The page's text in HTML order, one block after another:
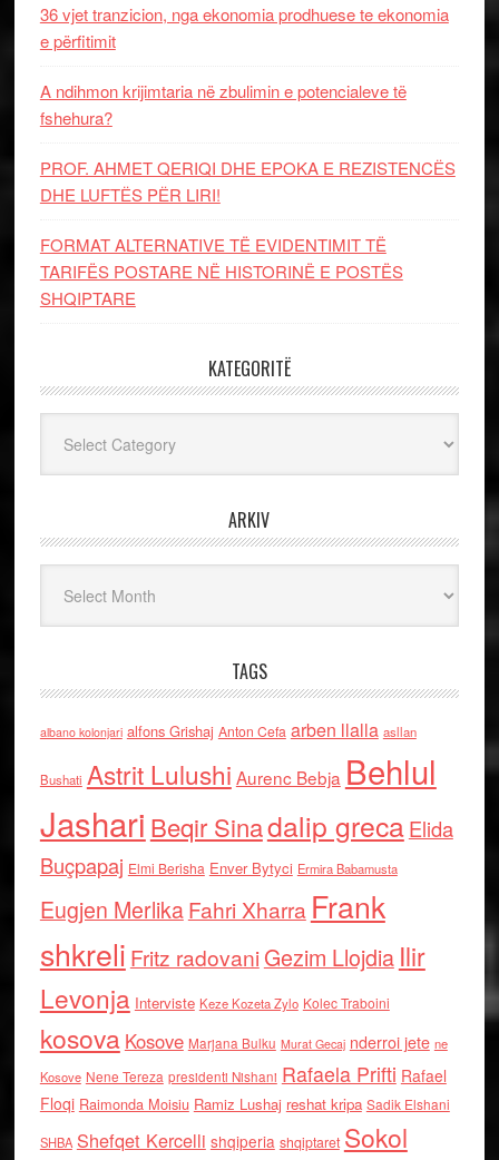
36 vjet tranzicion, nga ekonomia prodhuese te ekonomia
e përfitimit
A ndihmon krijimtaria në zbulimin e potencialeve të
fshehura?
PROF. AHMET QERIQI DHE EPOKA E REZISTENCЁS
DHE LUFTЁS PЁR LIRI!
FORMAT ALTERNATIVE TË EVIDENTIMIT TË
TARIFËS POSTARE NË HISTORINË E POSTËS
SHQIPTARE
KATEGORITË
ARKIV
TAGS
albano kolonjari alfons Grishaj Anton Cefa arben llalla asllan
Bushati Astrit Lulushi Aurenc Bebja Behlul
Jashari Beqir Sinadalip grecaElida
Buçpapaj Elmi Berisha Enver Bytyci Ermira Babamusta
Eugjen MerlikaFahri Xharra Frank
shkreli Fritz radovaniGezim Llojdia Ilir
Levonja Interviste Keze Kozeta Zylo Kolec Traboini
kosova Kosove Marjana Bulku Murat Gecaj nderroi jete ne
Kosove Nene Tereza presidenti Nishani Rafaela Prifti Rafael
Floqi Raimonda Moisiu Ramiz Lushaj reshat kripa Sadik Elshani
SHBA Shefqet Kercelli shqiperia shqiptaret Sokol